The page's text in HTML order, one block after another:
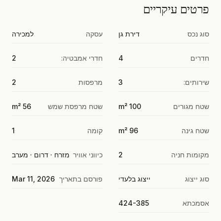
פרטים עיקריים
סוג נכס דירת גן עסקה למכירה
חדרים 4 חדרי אמבטיה: 2
שירותים: 3 מרפסות 2
שטח מגורים 100 m² שטח מרפסת שמש 56 m²
שטח גינה 96 m² קומה 1
מקומות חניה 2 כיווני אוויר מזרח · דרום · מערב
סוג ייצוג ייצוג בלעדי פורסם בתאריך Mar 11, 2026
אסמכתא 424-385